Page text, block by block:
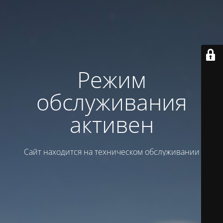
Режим
обслуживания
активен
Сайт находится на техническом обслуживании